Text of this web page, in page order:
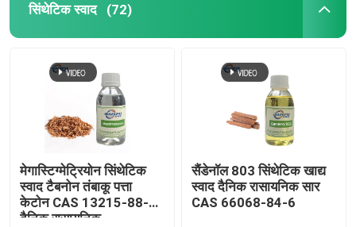
सिंथेटिक स्वाद (72)
मेगास्टिग्मेट्रियोन सिंथेटिक
स्वाद टैबनोन तंबाकू पत्ता
केटोन CAS 13215-88-8
दैनिक रासायनिक
सैंडेनॉल 803 सिंथेटिक खाद्य
स्वाद दैनिक रासायनिक सार
CAS 66068-84-6